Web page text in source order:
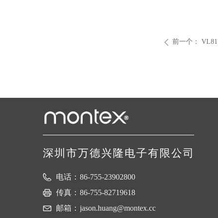
ꄴ 前一个：
深圳市万德兴隆电子有限公司
电话： 86-755-23902800
传真： 86-755-82719618
邮箱： jason.huang@montex.cc